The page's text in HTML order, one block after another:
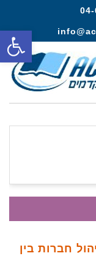
חברות בין
פתח